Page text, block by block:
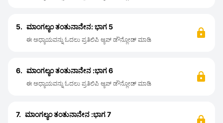
5. ಮಾಂಗಲ್ಯಂ ತಂತುನಾನೇನ: ಭಾಗ 5
ಈ ಅಧ್ಯಾಯವನ್ನು ಓದಲು ಪ್ರತಿಲಿಪಿ ಆ್ಯಪ್ ಡೌನ್ಲೋಡ್ ಮಾಡಿ
6. ಮಾಂಗಲ್ಯಂ ತಂತುನಾನೇನ :ಭಾಗ 6
ಈ ಅಧ್ಯಾಯವನ್ನು ಓದಲು ಪ್ರತಿಲಿಪಿ ಆ್ಯಪ್ ಡೌನ್ಲೋಡ್ ಮಾಡಿ
7. ಮಾಂಗಲ್ಯಂ ತಂತುನಾನೇನ :ಭಾಗ 7